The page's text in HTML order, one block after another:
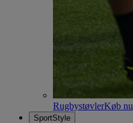
RugbystøvlerKøb nu
SportStyle